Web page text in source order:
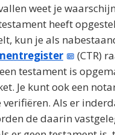
weet je
heeft
kun je als
(CTR)
testament is
Je kunt ook een
Als er
de daarin